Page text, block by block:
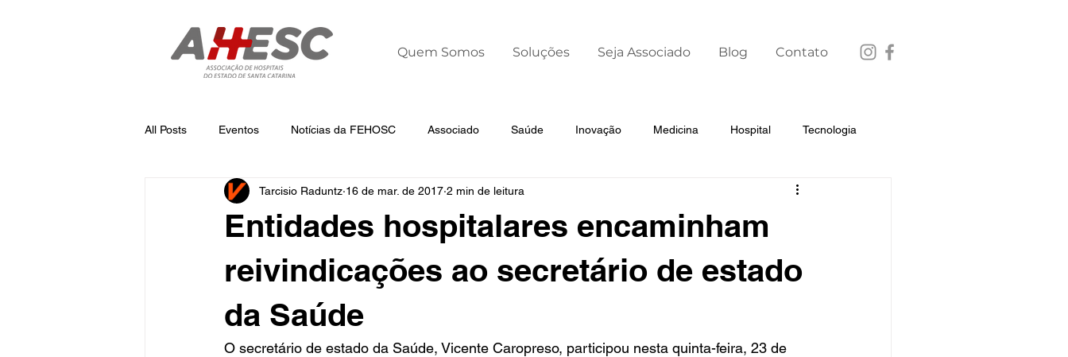
Quem Somos Soluções Seja Associado Blog Contato
All Posts Eventos Notícias da FEHOSC Associado Saúde Inovação Medicina Hospital Tecnologia
Notícias da AHESC Liderança Dia Mundial da Prematuridade
Entidades hospitalares encaminham
reivindicações ao secretário de estado
da Saúde
Tarcisio Raduntz 16 de mar. de 2017 2 min de leitura
O secretário de estado da Saúde, Vicente Caropreso, participou nesta quinta-feira, 23 de